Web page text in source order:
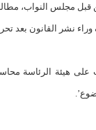
قبل مجلس النواب،
نشر القانون بعد
على هيئة الرئاسة